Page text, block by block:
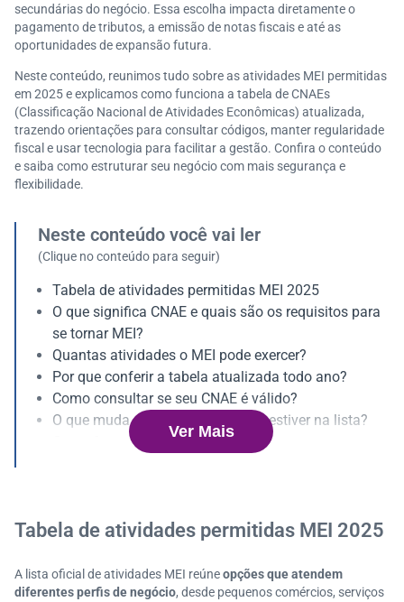
secundárias do negócio. Essa escolha impacta diretamente o
pagamento de tributos, a emissão de notas fiscais e até as
oportunidades de expansão futura.
Neste conteúdo, reunimos tudo sobre as atividades MEI permitidas
em 2025 e explicamos como funciona a tabela de CNAEs
(Classificação Nacional de Atividades Econômicas) atualizada,
trazendo orientações para consultar códigos, manter regularidade
fiscal e usar tecnologia para facilitar a gestão. Confira o conteúdo
e saiba como estruturar seu negócio com mais segurança e
flexibilidade.
Neste conteúdo você vai ler
(Clique no conteúdo para seguir)
Tabela de atividades permitidas MEI 2025
O que significa CNAE e quais são os requisitos para
se tornar MEI?
Quantas atividades o MEI pode exercer?
Por que conferir a tabela atualizada todo ano?
Como consultar se seu CNAE é válido?
O que muda se sua atividade não estiver na lista?
O que fazer após formalizar o MEI?
Ver Mais
Tabela de atividades permitidas MEI 2025
A lista oficial de atividades MEI reúneopções que atendem
diferentes perfis de negócio, desde pequenos comércios, serviços